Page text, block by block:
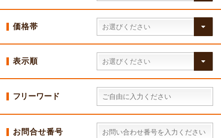
価格帯
表示順
フリーワード
お問合せ番号